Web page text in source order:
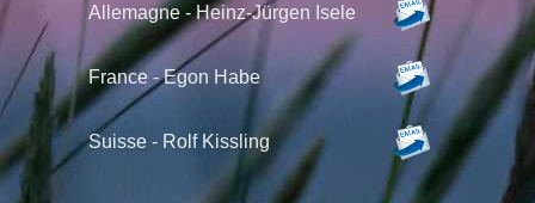
Allemagne - Heinz-Jürgen Isele
France - Egon Habe
Suisse - Rolf Kissling